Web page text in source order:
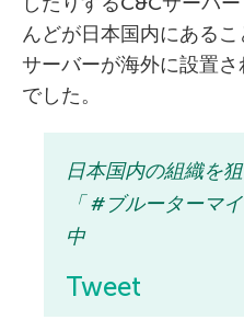
んどが日本国内にある
サーバーが海外に設置
でした。
日本国内の組織を
「 #ブルーターマ
中
Tweet